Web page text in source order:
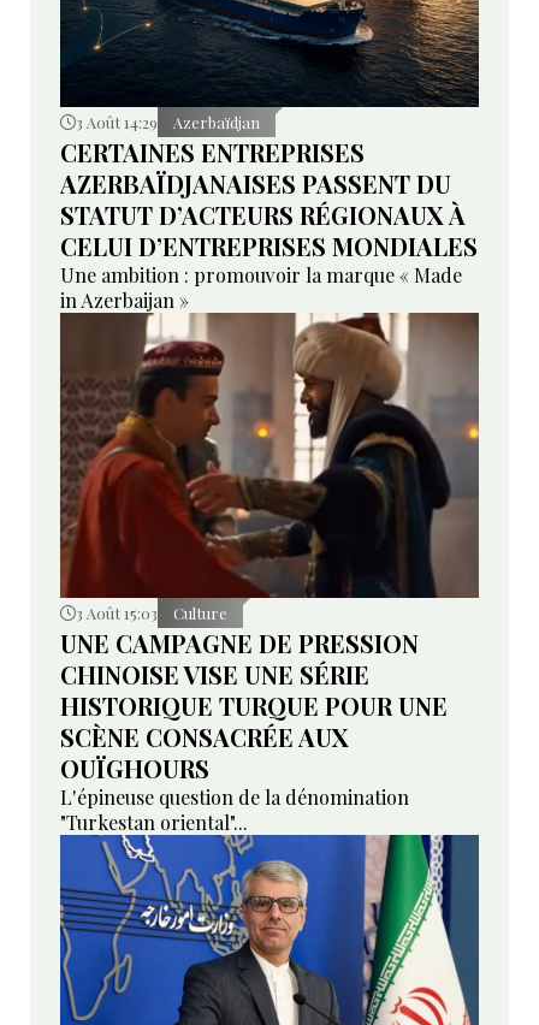
3 Août 14:29 Azerbaïdjan
CERTAINES ENTREPRISES
AZERBAÏDJANAISES PASSENT DU
STATUT D’ACTEURS RÉGIONAUX À
CELUI D’ENTREPRISES MONDIALES
Une ambition : promouvoir la marque « Made
in Azerbaijan »
3 Août 15:03 Culture
UNE CAMPAGNE DE PRESSION
CHINOISE VISE UNE SÉRIE
HISTORIQUE TURQUE POUR UNE
SCÈNE CONSACRÉE AUX
OUÏGHOURS
L'épineuse question de la dénomination
"Turkestan oriental"...